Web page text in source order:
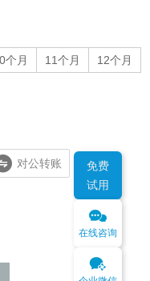
个月 11个月 12个月
对公转账
免费
试用
在线咨询